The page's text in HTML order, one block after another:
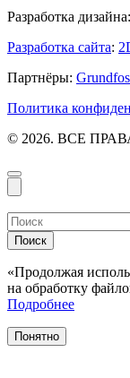
Разработка дизайна:
Разработка сайта:
Партнёры: Grundfos
Политика
© 2026. ВСЕ
Поиск
«Продолжая
на обработку
Подробнее
Понятно